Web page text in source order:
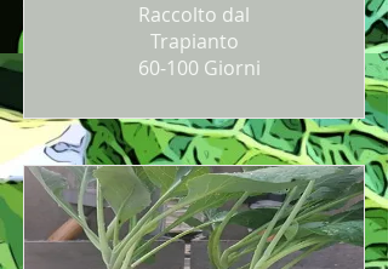
Raccolto dal
Trapianto
60-100 Giorni